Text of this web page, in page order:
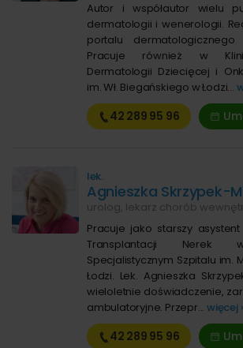
Autor i współautor wielu
dermatologii i wenerologii.
portalu dermatologicznego
Pracuje również w
Dermatologii Dziecięcej i
im. Wł. Biegańskiego w Łodzi...
42 289 95 96
lek.
Agnieszka Skrzypek-
urolog, lekarz chorób
Pracuje jako starszy
Transplantacji Nerek
Specjalistycznym Szpitalu im.
Łodzi. Lek. Agnieszka
wieloletnie doświadczenie,
ambulatoryjne. Przepr...więcej
42 289 95 96